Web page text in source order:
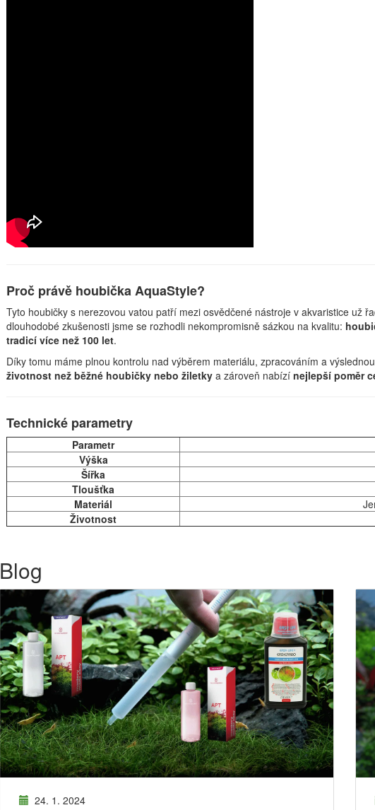
Proč právě houbička AquaStyle?
Tyto houbičky s nerezovou vatou patří mezi osvědčené nástroje v akvaristice už
dlouhodobé zkušenosti jsme se rozhodli nekompromisně sázkou na kvalitu:
tradicí více než 100 let.
Díky tomu máme plnou kontrolu nad výběrem materiálu, zpracováním a
životnost než běžné houbičky nebo žiletky a zároveň nabízí nejlepší poměr
Technické parametry
Parametr
Výška
Šířka
Tloušťka
Materiál
Životnost
Blog
24. 1. 2024